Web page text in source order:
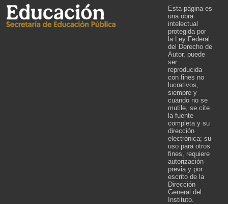
Esta página es
una obra
intelectual
protegida por
la Ley Federal
del Derecho de
Autor, puede
ser
reproducida
con fines no
lucrativos,
siempre y
cuando no se
mutile, se cite
la fuente
completa y su
dirección
electrónica; su
uso para otros
fines, requiere
autorización
previa y por
escrito de la
Dirección
General del
Instituto.